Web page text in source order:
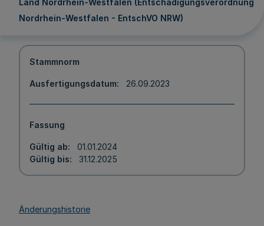
Land Nordrhein-Westfalen (Entschädigungsverordnung
Nordrhein-Westfalen - EntschVO NRW)
Stammnorm
Ausfertigungsdatum 26.09.2023
Fassung
Gültig ab
01.01.2024
Gültig bis
31.12.2025
Änderungshistorie